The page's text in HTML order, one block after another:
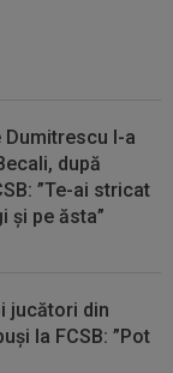
Dumitrescu l-a
după
”Te-ai stricat
și pe ăsta”
jucători din
la FCSB: ”Pot